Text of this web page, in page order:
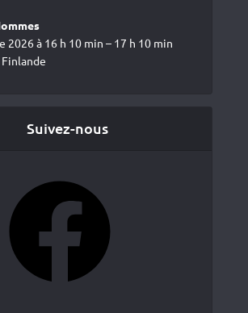
2026 à 16 h 10 min – 17 h 10 min
Suivez-nous